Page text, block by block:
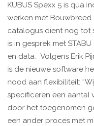
KUBUS Spexx 5 is qua
werken met
catalogus dient nog tot
is in gesprek met
en data. Volgens Erik
is de nieuwe software
nood aan flexibiliteit:
specificeren een aantal
door het toegenomen
een ander proces met